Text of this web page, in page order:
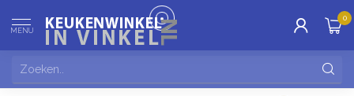
MENU
0